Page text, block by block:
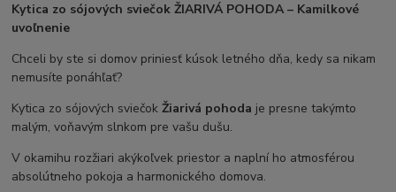
Kytica zo sójových sviečok ŽIARIVÁ POHODA – Kamilkové
uvoľnenie
Chceli by ste si domov priniesť kúsok letného dňa, kedy sa nikam
nemusíte ponáhľať?
Kytica zo sójových sviečokŽiarivá pohoda je presne takýmto
malým, voňavým slnkom pre vašu dušu.
V okamihu rozžiari akýkoľvek priestor a naplní ho atmosférou
absolútneho pokoja a harmonického domova.